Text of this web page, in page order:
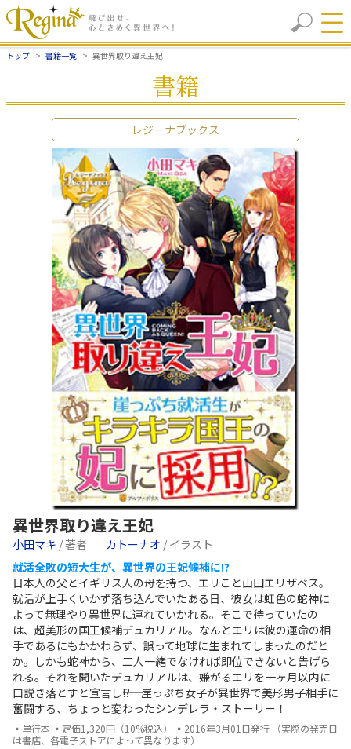
トップ 書籍一覧 異世界取り違え王妃
書籍
レジーナブックス
異世界取り違え王妃
小田マキ / 著者 カトーナオ / イラスト
就活全敗の短大生が、異世界の王妃候補に!?
日本人の父とイギリス人の母を持つ、エリこと山田エリザベス。
就活が上手くいかず落ち込んでいたある日、彼女は虹色の蛇神に
よって無理やり異世界に連れていかれる。そこで待っていたの
は、超美形の国王候補デュカリアル。なんとエリは彼の運命の相
手であるにもかかわらず、誤って地球に生まれてしまったのだと
か。しかも蛇神から、二人一緒でなければ即位できないと告げら
れる。それを聞いたデュカリアルは、嫌がるエリを一ヶ月以内に
口説き落とすと宣言し――!? 崖っぷち女子が異世界で美形男子相手に
奮闘する、ちょっと変わったシンデレラ・ストーリー！
▪単行本 ▪定価1,320円（10%税込） ▪2016年3月01日発行 （実際の発売日
は書店、各電子ストアによって異なります）